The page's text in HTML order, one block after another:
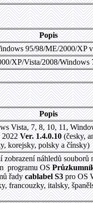
Popis
95/98/ME/2000/XP
XP/Vista/2008/Windows
Popis
Vista, 7, 8, 10, 11,
2022Ver. 1.4.0.10(česky,
korejsky, polsky a čínsky)
zobrazení náhledů souborů
programu OS
řadycablabel S3pro OS
francouzky, italsky,